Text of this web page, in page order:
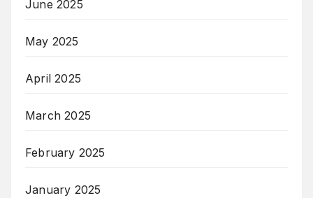
June 2025
May 2025
April 2025
March 2025
February 2025
January 2025